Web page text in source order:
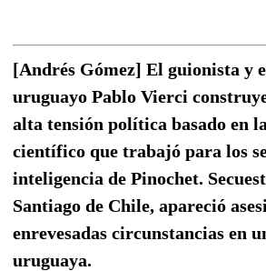
[Andrés Gómez] El guionista y
uruguayo Pablo Vierci
alta tensión política basado en
científico que trabajó para los
inteligencia de Pinochet.
Santiago de Chile, apareció
enrevesadas circunstancias en
uruguaya.